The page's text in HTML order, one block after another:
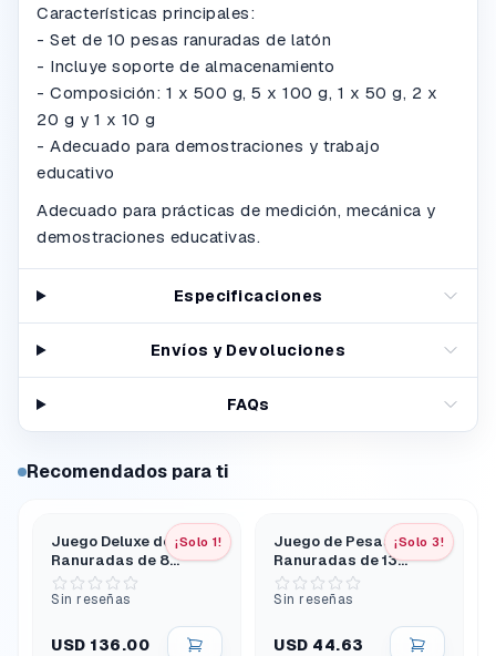
Características principales:
- Set de 10 pesas ranuradas de latón
- Incluye soporte de almacenamiento
- Composición: 1 x 500 g, 5 x 100 g, 1 x 50 g, 2 x
20 g y 1 x 10 g
- Adecuado para demostraciones y trabajo
educativo
Adecuado para prácticas de medición, mecánica y
demostraciones educativas.
Especificaciones
Envíos y Devoluciones
FAQs
Recomendados para ti
¡Solo 1!
Juego Deluxe de Pesas
Ranuradas de 8
Piezas Latón
Sin reseñas
USD 136.00
¡Solo 3!
Juego de Pesas
Ranuradas de 13
Piezas Latón
Sin reseñas
USD 44.63